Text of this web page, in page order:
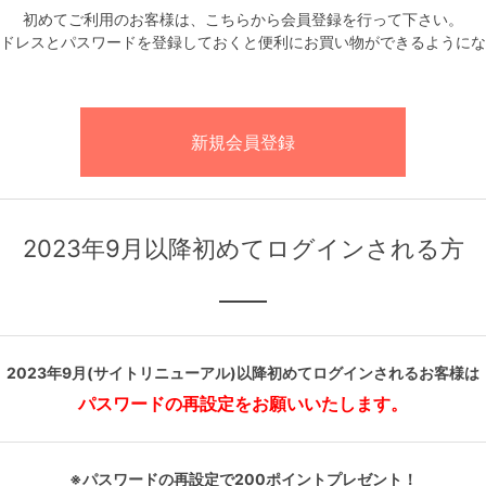
初めてご利用のお客様は、こちらから会員登録を行って下さい。
レスとパスワードを登録しておくと便利にお買い物ができるように
2023年9月以降初めてログインされる方
2023年9月(サイトリニューアル)以降初めてログインされるお客様は
パスワードの再設定をお願いいたします。
※パスワードの再設定で200ポイントプレゼント！